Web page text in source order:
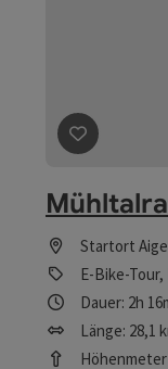
Beitrag
Startort
E-Bike-
Dauer: 2h
Länge: 28,1